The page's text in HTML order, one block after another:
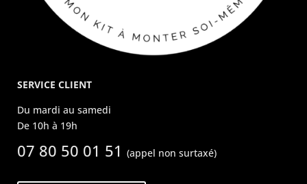
SERVICE CLIENT
Du mardi au samedi
De 10h à 19h
07 80 50 01 51(appel non surtaxé)